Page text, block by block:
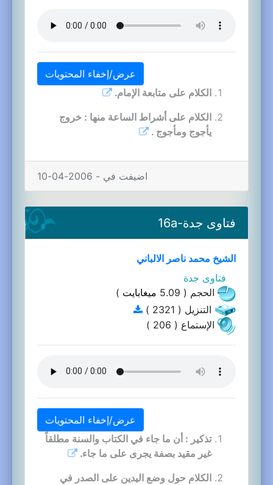
عرض/إخفاء المحتويات
الكلام على متابعة الإمام.
الكلام على أشراط الساعة منها : خروج
يأجوج ومأجوج .
اضيفت في - 2006-04-10
فتاوى جدة-16a
الشيخ محمد ناصر الالباني
فتاوى جدة
الحجم ( 5.09
ميغابايت )
التنزيل ( 2321 )
الإستماع ( 206 )
عرض/إخفاء المحتويات
تذكير : أن ما جاء في الكتاب والسنة مطلقاً
غير مقيد بصفة يجرى على ما جاء.
الكلام حول وضع اليدين على الصدر في